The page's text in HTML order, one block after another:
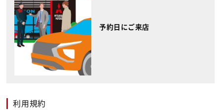
予約日にご来店
利用規約